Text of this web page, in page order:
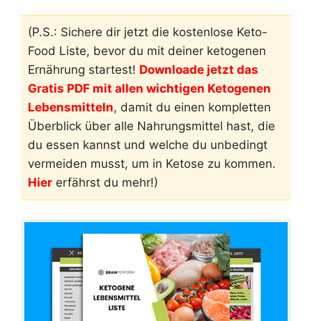
(P.S.: Sichere dir jetzt die kostenlose Keto-
Food Liste, bevor du mit deiner ketogenen
Ernährung startest! Downloade jetzt das
Gratis PDF mit allen wichtigen Ketogenen
Lebensmitteln, damit du einen kompletten
Überblick über alle Nahrungsmittel hast, die
du essen kannst und welche du unbedingt
vermeiden musst, um in Ketose zu kommen.
Hier erfährst du mehr!)